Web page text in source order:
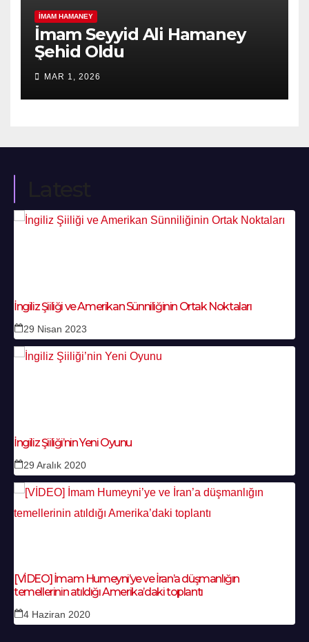
İMAM HAMANEY
İmam Seyyid Ali Hamaney
Şehid Oldu
MAR 1, 2026
İngiliz Şiiliği ve Amerikan Sünniliğinin Ortak Noktaları
29 Nisan 2023
İngiliz Şiiliği’nin Yeni Oyunu
29 Aralık 2020
[VİDEO] İmam Humeyni’ye ve İran’a düşmanlığın
temellerinin atıldığı Amerika’daki toplantı
4 Haziran 2020